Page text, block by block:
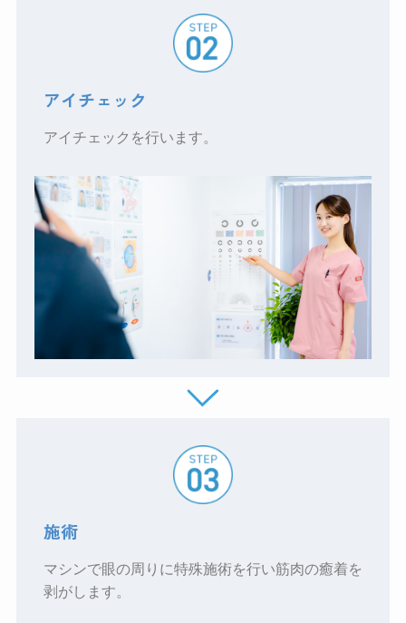
アイチェック
アイチェックを行います。
施術
マシンで眼の周りに特殊施術を行い筋肉の癒着を
剥がします。